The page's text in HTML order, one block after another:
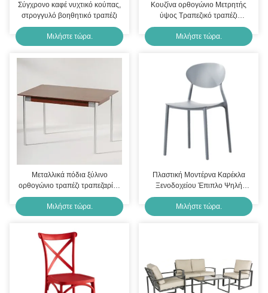
Σύγχρονο καφέ νυχτικό κούπας,
στρογγυλό βοηθητικό τραπέζι
Μιλήστε τώρα.
Κουζίνα ορθογώνιο Μετρητής
ύψος Τραπεζικό τραπέζι
Επιπλήγματα ξύλινο πόδι
Σκανδιναβικό στυλ
Μιλήστε τώρα.
Μεταλλικά πόδια ξύλινο
ορθογώνιο τραπέζι τραπεζαρίας
έπιπλο στυλ Bauhaus ODM
Μιλήστε τώρα.
Πλαστική Μοντέρνα Καρέκλα
Ξενοδοχείου Έπιπλο Ψηλή
Πλάτη Στοιβάζεται Καρέκλες
Ρητίνης Έπιπλο
Μιλήστε τώρα.